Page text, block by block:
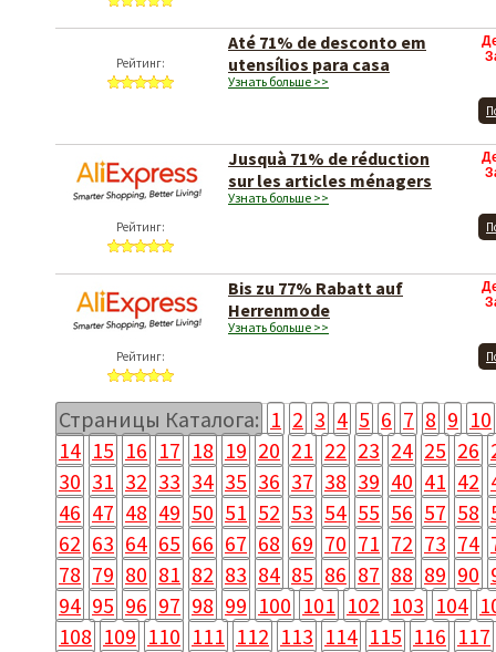
Рейтинг:
Até 71% de desconto em
utensílios para casa
Узнать больше >>
Рейтинг:
Jusquà 71% de réduction
sur les articles ménagers
Узнать больше >>
Рейтинг:
Bis zu 77% Rabatt auf
Herrenmode
Узнать больше >>
Страницы Каталога: 1 2 3 4 5 6 7 8 9 10
14 15 16 17 18 19 20 21 22 23 24 25 26
30 31 32 33 34 35 36 37 38 39 40 41 42
46 47 48 49 50 51 52 53 54 55 56 57 58
62 63 64 65 66 67 68 69 70 71 72 73 74
78 79 80 81 82 83 84 85 86 87 88 89 90
94 95 96 97 98 99 100 101 102 103 104
108 109 110 111 112 113 114 115 116 117